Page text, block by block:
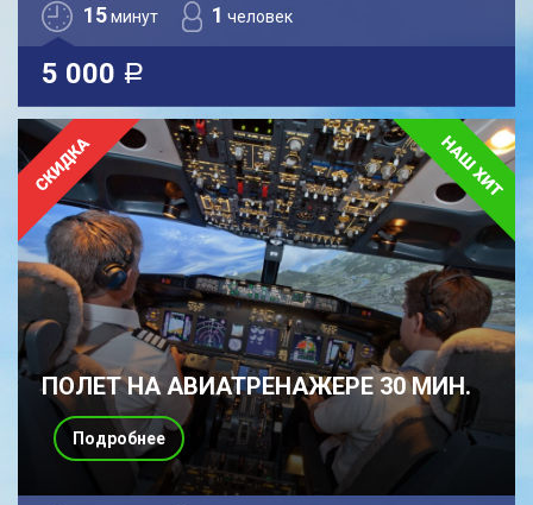
15минут 1 человек
5 000 a
ПОЛЕТ НА АВИАТРЕНАЖЕРЕ 30 МИН.
Подробнее